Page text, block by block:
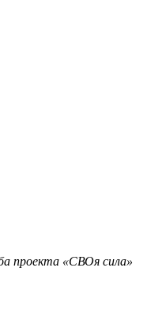
проекта «СВОя сила»